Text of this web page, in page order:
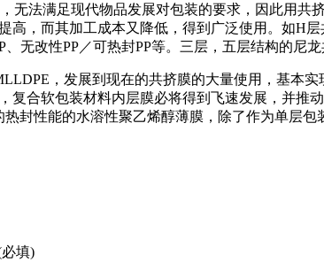
无法满足现代物品发展对包装的要求，因此用
，而其加工成本又降低，得到广泛使用。如H
无改性PP／可热封PP等。三层，五层结构的尼
，发展到现在的共挤膜的大量使用，基本
，复合软包装材料内层膜必将得到飞速发展，
封性能的水溶性聚乙烯醇薄膜，除了作为单层包
填)